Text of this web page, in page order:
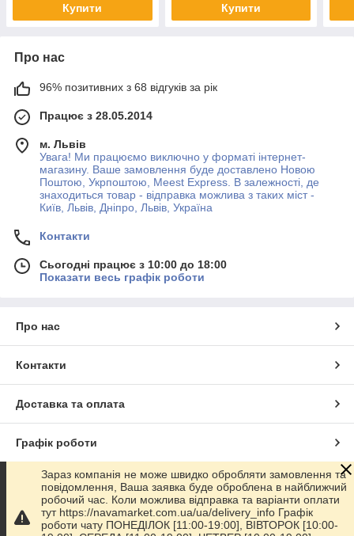
Купити Купити
Про нас
96% позитивних з 68 відгуків за рік
Працює з 28.05.2014
м. Львів
Увага! Ми працюємо виключно у форматі інтернет-
магазину. Ваше замовлення буде доставлено Новою
Поштою, Укрпоштою, Meest Express. В залежності, де
знаходиться товар - відправка можлива з таких міст -
Київ, Львів, Дніпро, Львів, Україна
Контакти
Сьогодні працює з 10:00 до 18:00
Показати весь графік роботи
Про нас
Контакти
Доставка та оплата
Графік роботи
Повна версія сайту
Сайт створено на маркетплейсіProm.ua
Зараз компанія не може швидко обробляти замовлення та
повідомлення, Ваша заявка буде оброблена в найближчий
робочий час. Коли можлива відправка та варіанти оплати
тут https://navamarket.com.ua/ua/delivery_info Графік
роботи чату ПОНЕДІЛОК [11:00-19:00], ВІВТОРОК [10:00-